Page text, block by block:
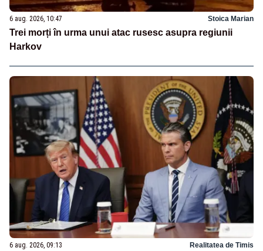
6 aug. 2026, 10:47 Stoica Marian
Trei morți în urma unui atac rusesc asupra regiunii
Harkov
6 aug. 2026, 09:13 Realitatea de Timis